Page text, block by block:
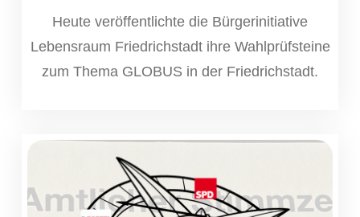
Heute veröffentlichte die Bürgerinitiative
Lebensraum Friedrichstadt ihre Wahlprüfsteine
zum Thema GLOBUS in der Friedrichstadt.